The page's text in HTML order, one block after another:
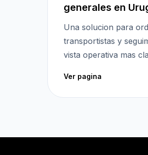
generales en
Una solucion para
transportistas y
vista operativa mas
Ver pagina